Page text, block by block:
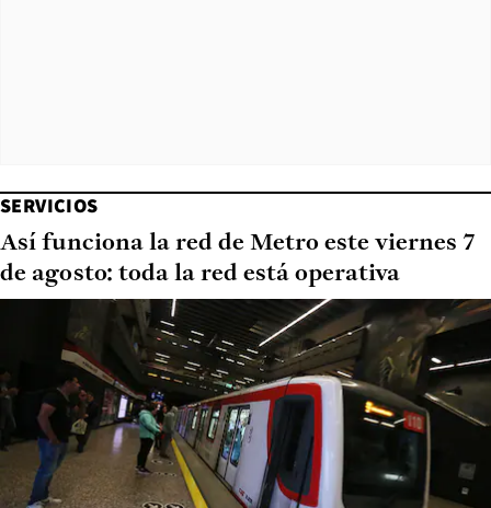
SERVICIOS
Así funciona la red de Metro este viernes 7
de agosto: toda la red está operativa